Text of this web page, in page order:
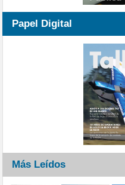
Papel Digital
Más Leídos